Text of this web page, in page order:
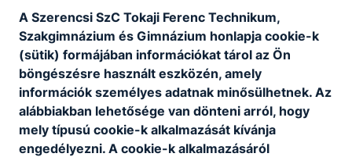
Pontszámításnál
figyelembe vett
tantárgyak:
magyar nyelv,
magyar irodalom,
idegen nyelv,
matematika,
történelem
A Szerencsi SzC Tokaji Ferenc Technikum,
Szakgimnázium és Gimnázium honlapja cookie-k
(sütik) formájában információkat tárol az Ön
böngészésre használt eszközén, amely
információk személyes adatnak minősülhetnek. Az
alábbiakban lehetősége van dönteni arról, hogy
mely típusú cookie-k alkalmazását kívánja
engedélyezni. A cookie-k alkalmazásáról